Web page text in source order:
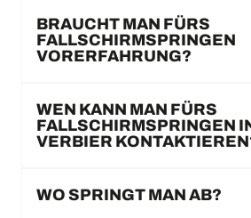
BRAUCHT MAN FÜRS
FALLSCHIRMSPRINGEN
VORERFAHRUNG?
WEN KANN MAN FÜRS
FALLSCHIRMSPRINGEN
VERBIER
WO SPRINGT MAN AB?